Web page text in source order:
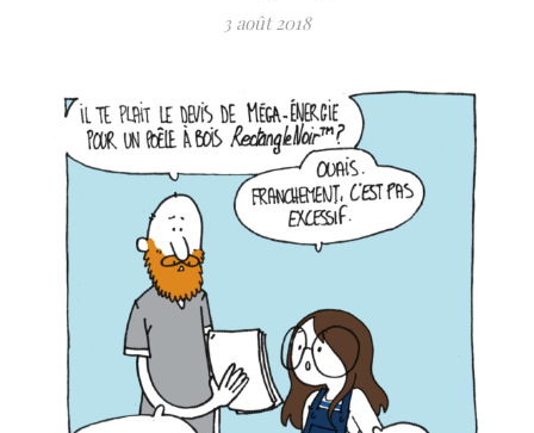
3 août 2018